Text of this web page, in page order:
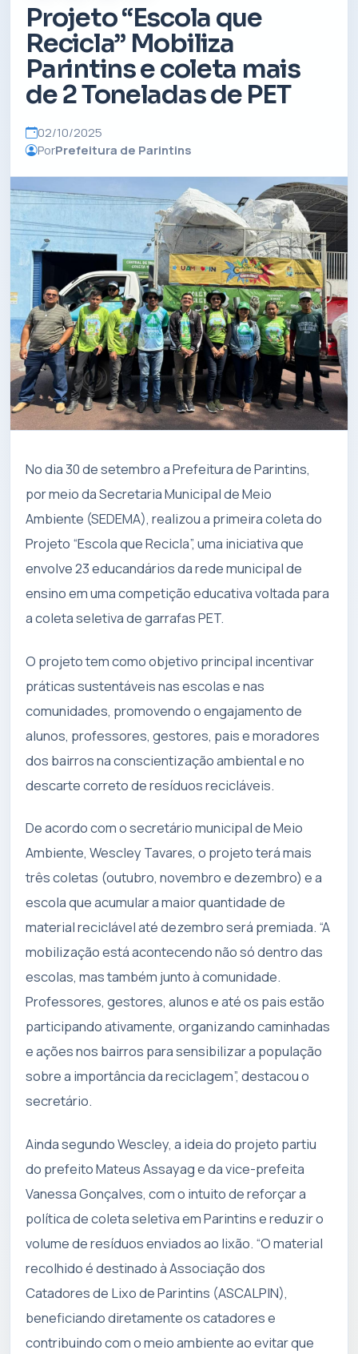
Projeto “Escola que
Recicla” Mobiliza
Parintins e coleta mais
de 2 Toneladas de PET
02/10/2025
PorPrefeitura de Parintins
No dia 30 de setembro a Prefeitura de Parintins,
por meio da Secretaria Municipal de Meio
Ambiente (SEDEMA), realizou a primeira coleta do
Projeto “Escola que Recicla”, uma iniciativa que
envolve 23 educandários da rede municipal de
ensino em uma competição educativa voltada para
a coleta seletiva de garrafas PET.
O projeto tem como objetivo principal incentivar
práticas sustentáveis nas escolas e nas
comunidades, promovendo o engajamento de
alunos, professores, gestores, pais e moradores
dos bairros na conscientização ambiental e no
descarte correto de resíduos recicláveis.
De acordo com o secretário municipal de Meio
Ambiente, Wescley Tavares, o projeto terá mais
três coletas (outubro, novembro e dezembro) e a
escola que acumular a maior quantidade de
material reciclável até dezembro será premiada. “A
mobilização está acontecendo não só dentro das
escolas, mas também junto à comunidade.
Professores, gestores, alunos e até os pais estão
participando ativamente, organizando caminhadas
e ações nos bairros para sensibilizar a população
sobre a importância da reciclagem”, destacou o
secretário.
Ainda segundo Wescley, a ideia do projeto partiu
do prefeito Mateus Assayag e da vice-prefeita
Vanessa Gonçalves, com o intuito de reforçar a
política de coleta seletiva em Parintins e reduzir o
volume de resíduos enviados ao lixão. “O material
recolhido é destinado à Associação dos
Catadores de Lixo de Parintins (ASCALPIN),
beneficiando diretamente os catadores e
contribuindo com o meio ambiente ao evitar que